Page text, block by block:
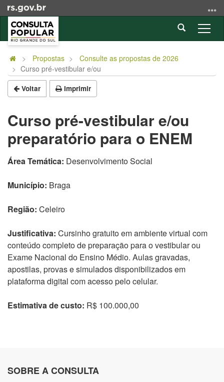
para
conteúdo
para
menu
para
busca
a
Abrir
a
Início
conteúdo
Propostas
Consulte as propostas de 2026
Curso pré-vestibular e/ou
Voltar Imprimir
Curso pré-vestibular e/ou
preparatório para o ENEM
Área Temática: Desenvolvimento Social
Município: Braga
Região: Celeiro
Justificativa: Cursinho gratuito em ambiente virtual com
conteúdo completo de preparação para o vestibular ou
Exame Nacional do Ensino Médio. Aulas gravadas,
apostilas, provas e simulados disponibilizados em
plataforma digital com acesso pelo celular.
Estimativa de custo: R$ 100.000,00
SOBRE A CONSULTA